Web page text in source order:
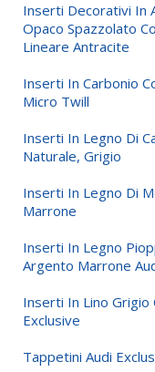
Inserti Decorativi In
Opaco Spazzolato
Lineare Antracite
Inserti In Carbonio
Micro Twill
Inserti In Legno Di
Naturale, Grigio
Inserti In Legno Di
Marrone
Inserti In Legno
Argento Marrone
Inserti In Lino Grigio
Exclusive
Tappetini Audi